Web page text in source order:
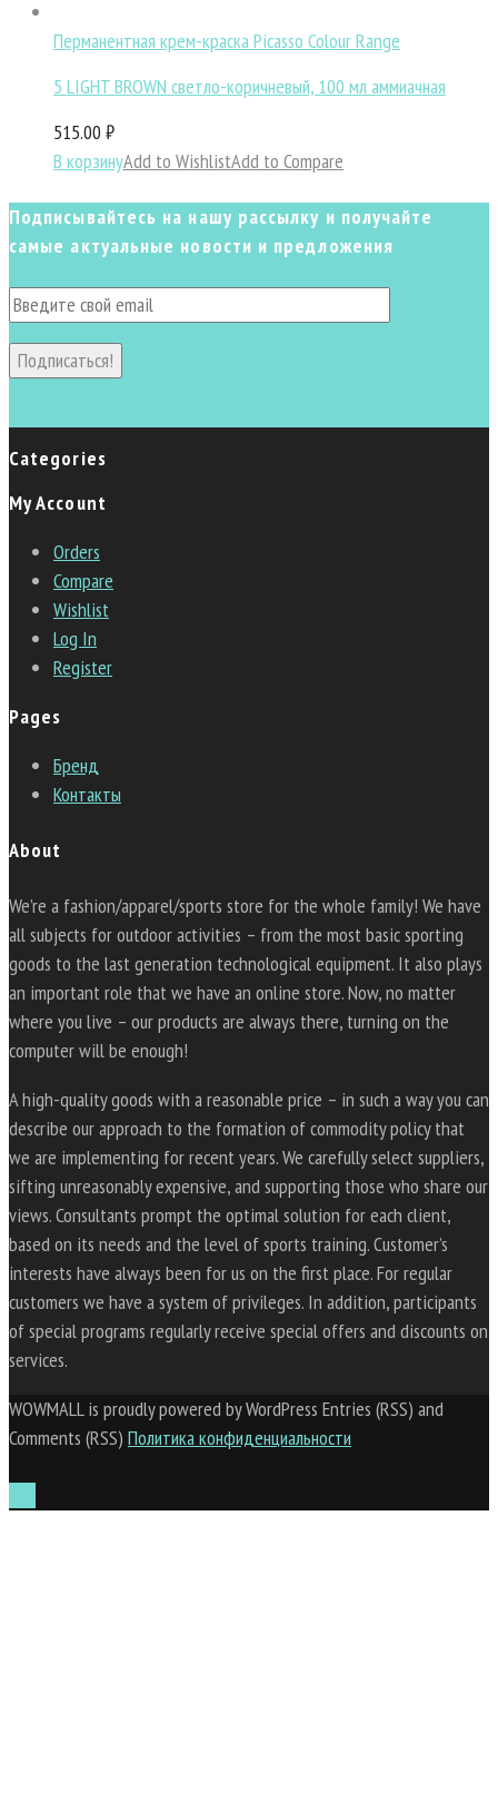
Перманентная крем-краска Picasso Colour Range
5 LIGHT BROWN светло-коричневый, 100 мл аммиачная
515.00 ₽
В корзинуAdd to WishlistAdd to Compare
Подписывайтесь на нашу рассылку и получайте
самые актуальные новости и предложения
Подписаться!
Categories
My Account
Orders
Compare
Wishlist
Log In
Register
Pages
Бренд
Контакты
About
We’re a fashion/apparel/sports store for the whole family! We have
all subjects for outdoor activities – from the most basic sporting
goods to the last generation technological equipment. It also plays
an important role that we have an online store. Now, no matter
where you live – our products are always there, turning on the
computer will be enough!
A high-quality goods with a reasonable price – in such a way you can
describe our approach to the formation of commodity policy that
we are implementing for recent years. We carefully select suppliers,
sifting unreasonably expensive, and supporting those who share our
views. Consultants prompt the optimal solution for each client,
based on its needs and the level of sports training. Customer’s
interests have always been for us on the first place. For regular
customers we have a system of privileges. In addition, participants
of special programs regularly receive special offers and discounts on
services.
WOWMALL is proudly powered by WordPress Entries (RSS) and
Comments (RSS) Политика конфиденциальности